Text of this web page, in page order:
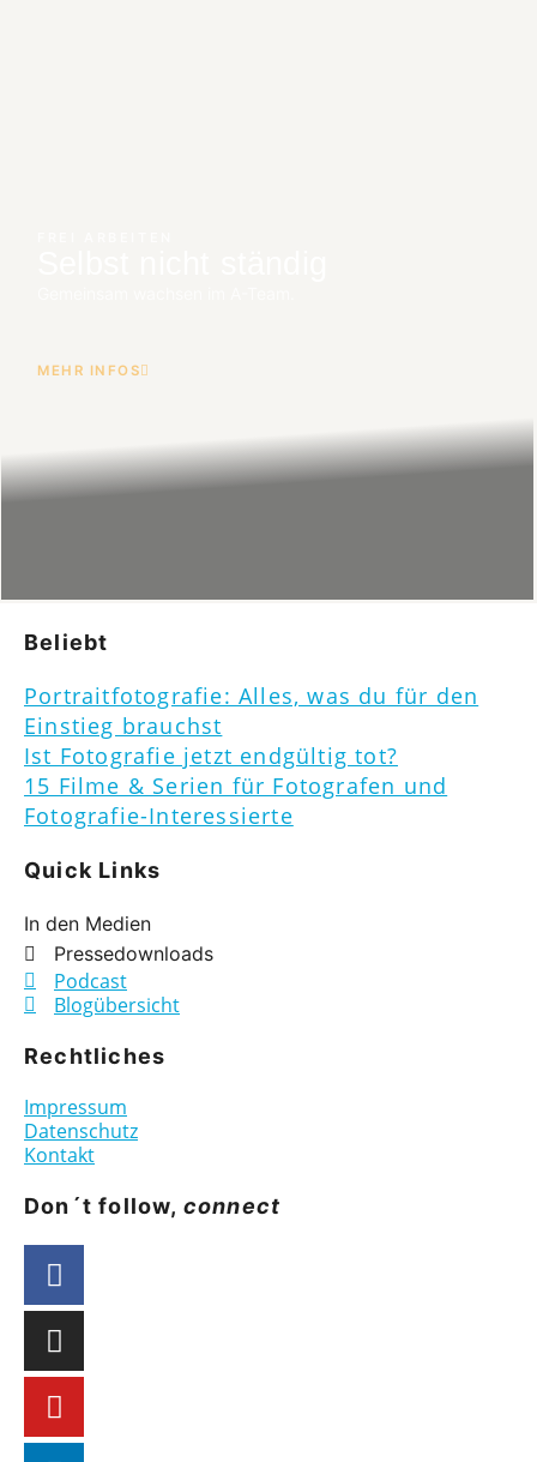
MEHR INFOS
Beliebt
Portraitfotografie: Alles, was du für den
Einstieg brauchst
Ist Fotografie jetzt endgültig tot?
15 Filme & Serien für Fotografen und
Fotografie-Interessierte
Quick Links
In den Medien
Pressedownloads
Podcast
Blogübersicht
Rechtliches
Impressum
Datenschutz
Kontakt
Don´t follow, connect